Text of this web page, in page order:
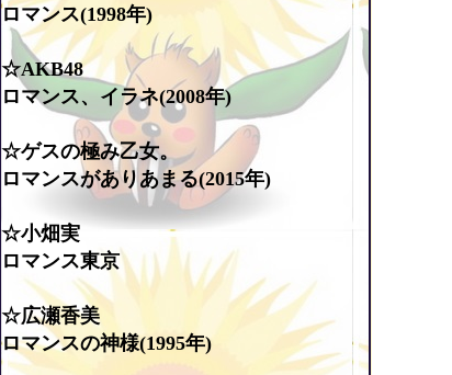
ロマンス(1998年)
☆AKB48
ロマンス、イラネ(2008年)
☆ゲスの極み乙女。
ロマンスがありあまる(2015年)
☆小畑実
ロマンス東京
☆広瀬香美
ロマンスの神様(1995年)